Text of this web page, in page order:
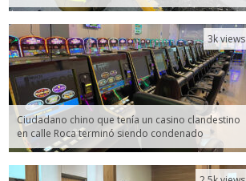
Ciudadano chino que tenía un casino clandestino
en calle Roca terminó siendo condenado
3k views